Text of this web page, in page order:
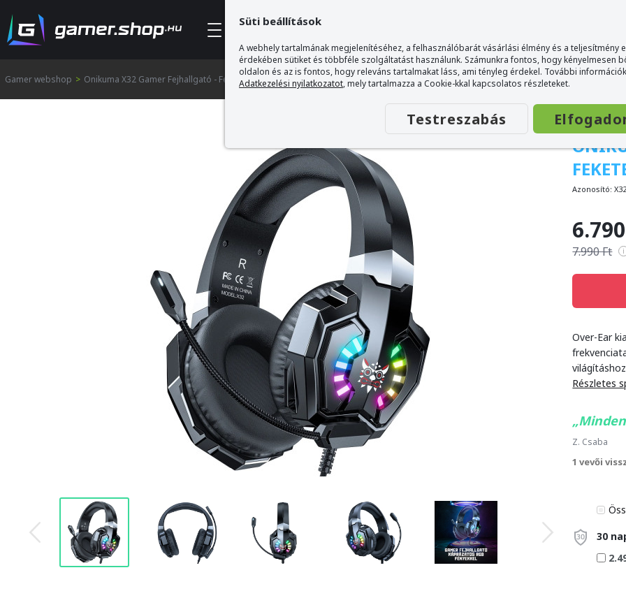
Kategóriák
Gamer webshop > Onikuma X32 Gamer Fejhallgató - Fekete
Azonosító:
7.990 Ft i
Over-Ear
Részletes
Z. Csaba
1 vevői
30
Süti beállítások
A webhely tartalmának megjelenítéséhez, a felhasználóbarát vásárlási élmény és a teljesítmény
érdekében sütiket és többféle szolgáltatást használunk. Számunkra fontos, hogy kényelmesen
oldalon és az is fontos, hogy releváns tartalmakat láss, ami tényleg érdekel. További
Adatkezelési nyilatkozatot, mely tartalmazza a Cookie-kkal kapcsolatos részleteket.
Testreszabás